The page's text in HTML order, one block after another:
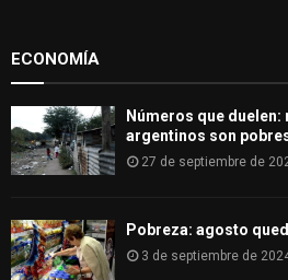
ECONOMÍA
Números que
argentinos son
27 de septiembre de
Pobreza: agosto
3 de septiembre de